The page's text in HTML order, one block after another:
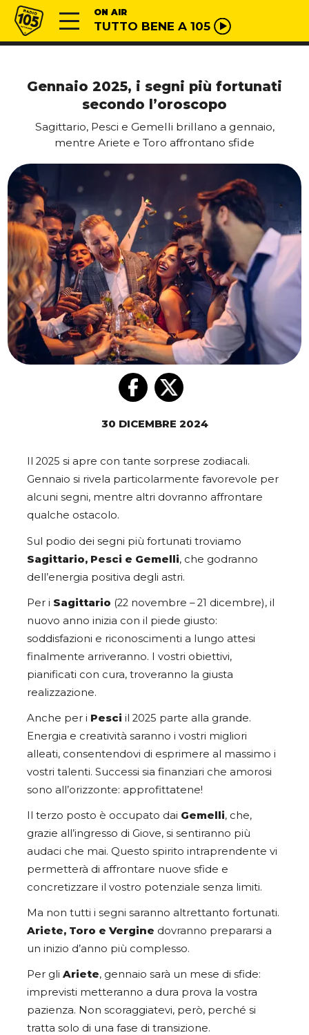
Vai al contenuto
Radio 105 ON AIR
TUTTO BENE A 105
Gennaio 2025, i segni più fortunati
secondo l’oroscopo
Sagittario, Pesci e Gemelli brillano a gennaio,
mentre Ariete e Toro affrontano sfide
30 DICEMBRE 2024
Il 2025 si apre con tante sorprese zodiacali.
Gennaio si rivela particolarmente favorevole per
alcuni segni, mentre altri dovranno affrontare
qualche ostacolo.
Sul podio dei segni più fortunati troviamo
Sagittario, Pesci e Gemelli, che godranno
dell’energia positiva degli astri.
Per i Sagittario (22 novembre – 21 dicembre), il
nuovo anno inizia con il piede giusto:
soddisfazioni e riconoscimenti a lungo attesi
finalmente arriveranno. I vostri obiettivi,
pianificati con cura, troveranno la giusta
realizzazione.
Anche per i Pesci il 2025 parte alla grande.
Energia e creatività saranno i vostri migliori
alleati, consentendovi di esprimere al massimo i
vostri talenti. Successi sia finanziari che amorosi
sono all’orizzonte: approfittatene!
Il terzo posto è occupato dai Gemelli, che,
grazie all’ingresso di Giove, si sentiranno più
audaci che mai. Questo spirito intraprendente vi
permetterà di affrontare nuove sfide e
concretizzare il vostro potenziale senza limiti.
Ma non tutti i segni saranno altrettanto fortunati.
Ariete, Toro e Vergine dovranno prepararsi a
un inizio d’anno più complesso.
Per gli Ariete, gennaio sarà un mese di sfide:
imprevisti metteranno a dura prova la vostra
pazienza. Non scoraggiatevi, però, perché si
tratta solo di una fase di transizione.